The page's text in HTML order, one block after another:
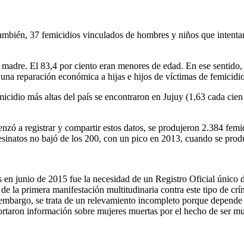
37 femicidios vinculados de hombres y niños que
El 83,4 por ciento eran menores de edad. En ese
reparación económica a hijas e hijos de víctimas de
más altas del país se encontraron en Jujuy (1,63 cada
a registrar y compartir estos datos, se produjeron 2.384
no bajó de los 200, con un pico en 2013, cuando se
junio de 2015 fue la necesidad de un Registro Oficial único
la primera manifestación multitudinaria contra este tipo de
se trata de un relevamiento incompleto porque
información sobre mujeres muertas por el hecho de ser